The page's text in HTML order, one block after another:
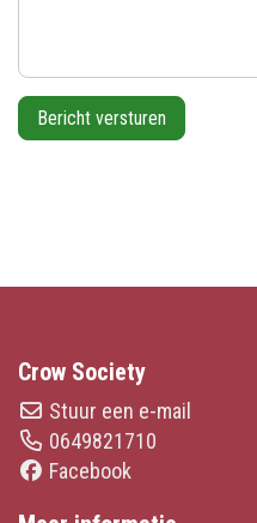
Crow Society
Stuur een e-mail
0649821710
Facebook